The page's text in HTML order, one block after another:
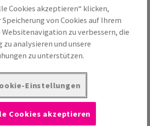
x 114 mm bandiert, ohne Fenster,, oyster,
m2, woodfree ECF with 15% cotton,
FSC Mix Credit
Produkt weiterempfehlen
Mengeneinheiten
Cookies akzeptieren“ klicken,
von Cookies auf Ihrem
Websitenavigation zu verbessern, die
analysieren und unsere
zu unterstützen.
Einstellungen
Cookies akzeptieren